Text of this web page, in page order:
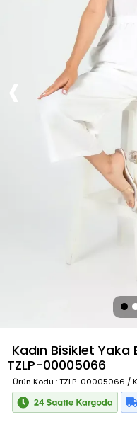
Kadın Bisiklet Yaka
TZLP-00005066
Ürün Kodu : TZLP-00005066 /